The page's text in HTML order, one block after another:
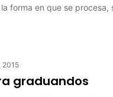
forma en que se
2015
graduandos